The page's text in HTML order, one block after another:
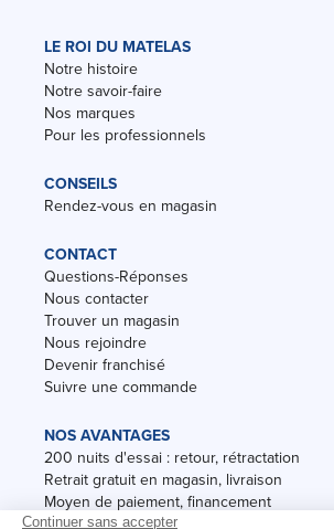
LE ROI DU MATELAS
Notre histoire
Notre savoir-faire
Nos marques
Pour les professionnels
CONSEILS
Rendez-vous en magasin
CONTACT
Questions-Réponses
Nous contacter
Trouver un magasin
Nous rejoindre
Devenir franchisé
Suivre une commande
NOS AVANTAGES
200 nuits d'essai : retour, rétractation
Retrait gratuit en magasin, livraison
Moyen de paiement, financement
Garantie